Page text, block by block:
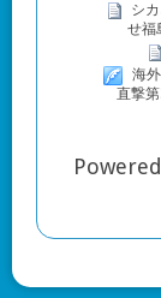
シ
せ福
海
直撃